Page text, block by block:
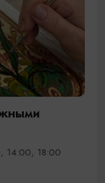
14:00, 18:00